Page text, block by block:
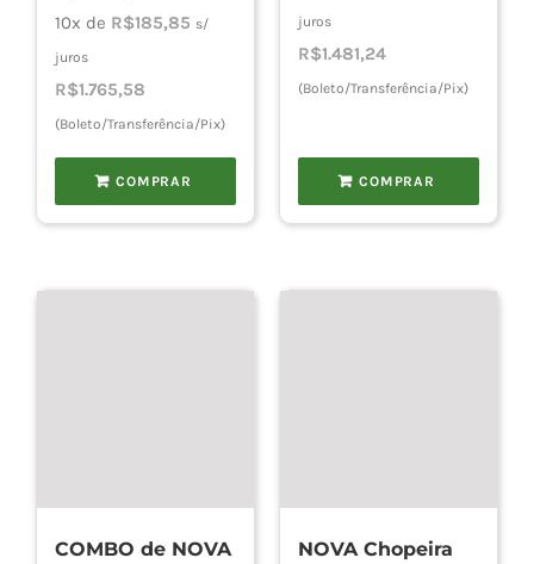
preço
original
era:
R$2.065,00.
preço
R$1.858,50.
10x de R$185,85 s/
juros
R$1.765,58
(Boleto/Transferência/Pix)
COMPRAR
original
era:
R$1.949,00.R$1.559,20.
juros
R$1.481,24
(Boleto/Transferência/Pix)
COMPRAR
COMBO de NOVA
NOVA Chopeira